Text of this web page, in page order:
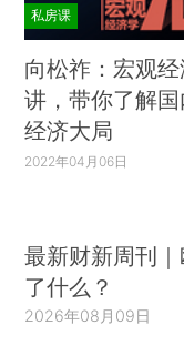
私房课
向松祚：宏观
讲，带你了解
经济大局
2022年04月06日
最新财新周刊
了什么？
2026年08月09日